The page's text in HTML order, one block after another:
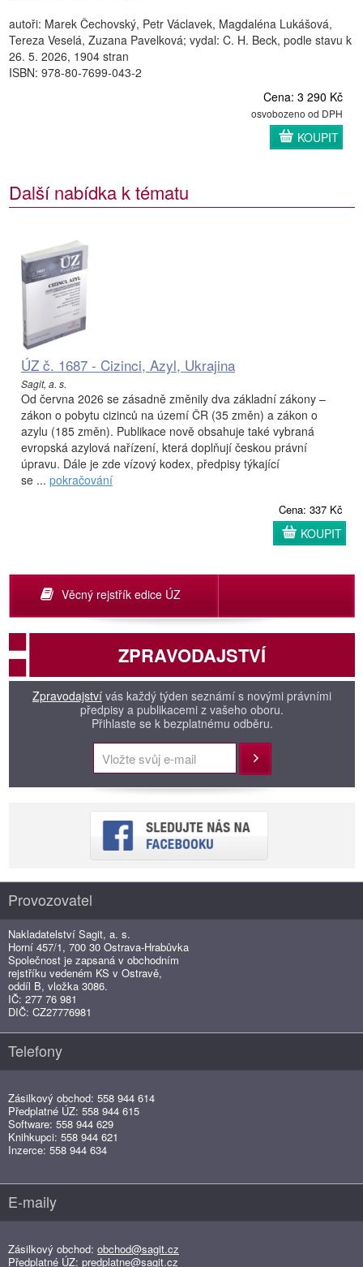
autoři: Marek Čechovský, Petr Václavek, Magdaléna Lukášová,
Tereza Veselá, Zuzana Pavelková; vydal: C. H. Beck, podle stavu k
26. 5. 2026, 1904 stran
ISBN: 978-80-7699-043-2
Cena: 3 290 Kč
osvobozeno od DPH
KOUPIT
Další nabídka k tématu
ÚZ č. 1687 - Cizinci, Azyl, Ukrajina
Sagit, a. s.
Od června 2026 se zásadně změnily dva základní zákony –
zákon o pobytu cizinců na území ČR (35 změn) a zákon o
azylu (185 změn). Publikace nově obsahuje také vybraná
evropská azylová nařízení, která doplňují českou právní
úpravu. Dále je zde vízový kodex, předpisy týkající
se ... pokračování
Cena: 337 Kč
KOUPIT
Věcný rejstřík edice ÚZ
ZPRAVODAJSTVÍ
Zpravodajství vás každý týden seznámí s novými právními
předpisy a publikacemi z vašeho oboru.
Přihlaste se k bezplatnému odběru.
Přihlásit
Provozovatel
Nakladatelství Sagit, a. s.
Horní 457/1, 700 30 Ostrava-Hrabůvka
Společnost je zapsaná v obchodním
rejstříku vedeném KS v Ostravě,
oddíl B, vložka 3086.
IČ: 277 76 981
DIČ: CZ27776981
Telefony
Zásilkový obchod: 558 944 614
Předplatné ÚZ: 558 944 615
Software: 558 944 629
Knihkupci: 558 944 621
Inzerce: 558 944 634
E-maily
Zásilkový obchod: obchod@sagit.cz
Předplatné ÚZ: predplatne@sagit.cz